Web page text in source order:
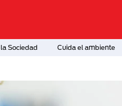
Sociedad Cuida el ambiente